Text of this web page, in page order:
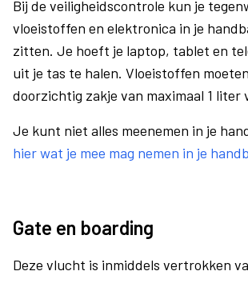
Bij de veiligheidscontrole kun je
vloeistoffen en elektronica in je
zitten. Je hoeft je laptop, tablet en
uit je tas te halen. Vloeistoffen
doorzichtig zakje van maximaal 1 liter
Je kunt niet alles meenemen in je
hier wat je mee mag nemen in je
Gate en boarding
Deze vlucht is inmiddels vertrokken